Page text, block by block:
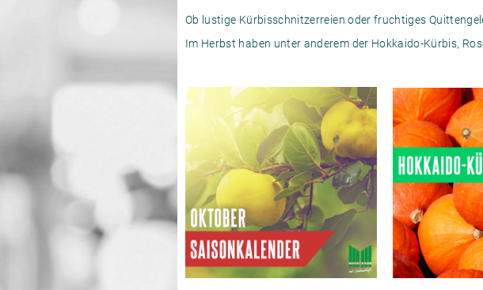
Ob lustige Kürbisschnitzerreien oder fruchtiges
Im Herbst haben unter anderem der Hokkaido-Kürbis,